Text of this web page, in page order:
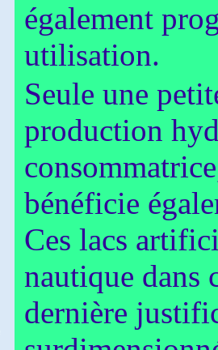
également
utilisation.
Seule une
production
bénéficie
Ces lacs
nautique dans
dernière